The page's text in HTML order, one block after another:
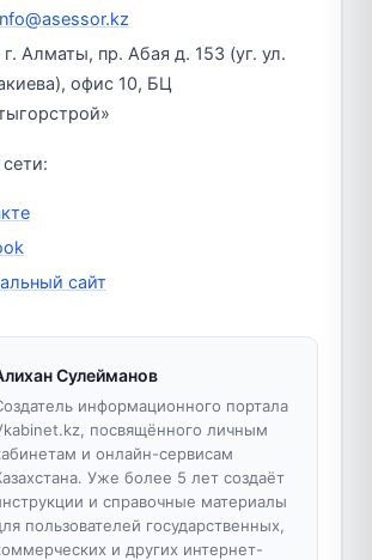
Алматы, пр. Абая д. 153 (уг. ул.
офис 10, БЦ
сайт
Сулейманов
информационного портала
посвящённого личным
и онлайн-сервисам
Уже более 5 лет создаёт
и справочные материалы
пользователей государственных,
и других интернет-